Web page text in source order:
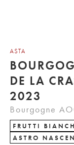
ASTA
DE LA
2023
Bourgogne
FRUTTI
ASTRO